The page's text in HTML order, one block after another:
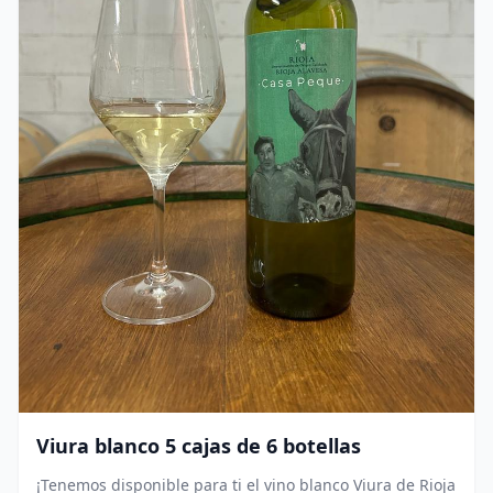
Viura blanco 5 cajas de 6 botellas
¡Tenemos disponible para ti el vino blanco Viura de Rioja